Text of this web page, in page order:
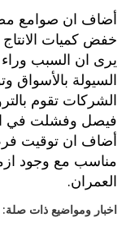
أضاف ان صوامع
خفض كميات
يرى ان السبب
السيولة
الشركات تقوم
فيصل وفشلت في
أضاف ان توقيت
مناسب مع وجود
العمران.
اخبار ومواضيع ذات صلة: